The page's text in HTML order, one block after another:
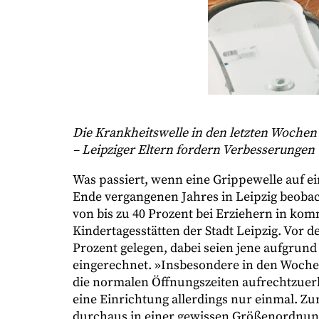
Die Krankheitswelle in den letzten
– Leipziger Eltern fordern Verbesserungen
Was passiert, wenn eine Grippewelle auf
Ende vergangenen Jahres in Leipzig
von bis zu 40 Prozent bei Erziehern in
Kindertagesstätten der Stadt Leipzig. Vor
Prozent gelegen, dabei seien jene
eingerechnet. »Insbesondere in den
die normalen Öffnungszeiten
eine Einrichtung allerdings nur einmal.